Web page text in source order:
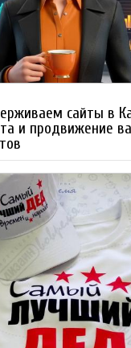
сайты в
и продвижение